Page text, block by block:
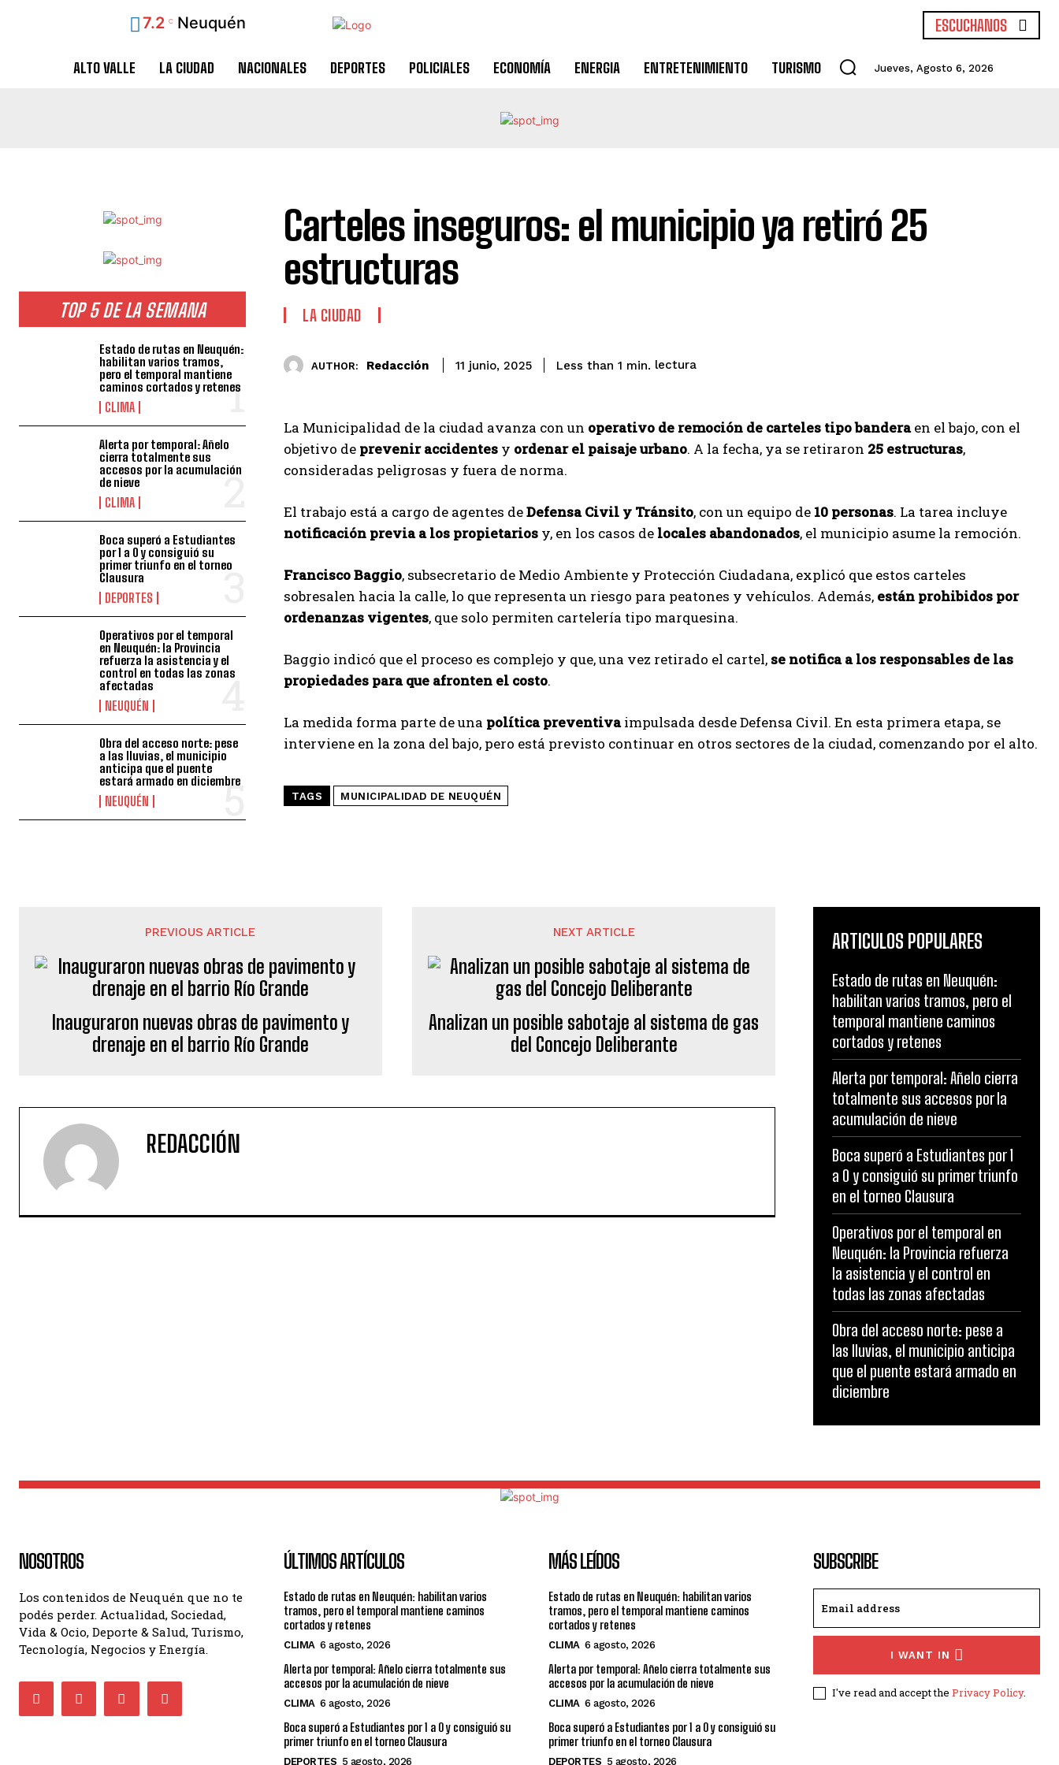
7.2 C Neuquén ESCUCHANOS
ALTO VALLE LA CIUDAD NACIONALES DEPORTES POLICIALES ECONOMÍA ENERGIA ENTRETENIMIENTO TURISMO Jueves, Agosto 6, 2026
TOP 5 DE LA SEMANA
Estado de rutas en Neuquén:
habilitan varios tramos,
pero el temporal mantiene
caminos cortados y retenes
CLIMA
Alerta por temporal: Añelo
cierra totalmente sus
accesos por la acumulación
de nieve
CLIMA
Boca superó a Estudiantes
por 1 a 0 y consiguió su
primer triunfo en el torneo
Clausura
DEPORTES
Operativos por el temporal
en Neuquén: la Provincia
refuerza la asistencia y el
control en todas las zonas
afectadas
NEUQUÉN
Obra del acceso norte: pese
a las lluvias, el municipio
anticipa que el puente
estará armado en diciembre
NEUQUÉN
Carteles inseguros: el municipio ya retiró 25
estructuras
LA CIUDAD
AUTHOR: Redacción 11 junio, 2025 Less than 1 min. lectura
La Municipalidad de la ciudad avanza con un operativo de remoción de carteles tipo banderaen el bajo, con el
objetivo de prevenir accidentes y ordenar el paisaje urbano. A la fecha, ya se retiraron 25 estructuras,
consideradas peligrosas y fuera de norma.
El trabajo está a cargo de agentes deDefensa Civil y Tránsito, con un equipo de 10 personas. La tarea incluye
notificación previa a los propietarios y, en los casos de locales abandonados, el municipio asume la remoción.
Francisco Baggio, subsecretario de Medio Ambiente y Protección Ciudadana, explicó que estos carteles
sobresalen hacia la calle, lo que representa un riesgo para peatones y vehículos. Además, están prohibidos por
ordenanzas vigentes, que solo permiten cartelería tipo marquesina.
Baggio indicó que el proceso es complejo y que, una vez retirado el cartel, se notifica a los responsables de las
propiedades para que afronten el costo.
La medida forma parte de una política preventivaimpulsada desde Defensa Civil. En esta primera etapa, se
interviene en la zona del bajo, pero está previsto continuar en otros sectores de la ciudad, comenzando por el alto.
TAGS MUNICIPALIDAD DE NEUQUÉN
PREVIOUS ARTICLE
Inauguraron nuevas obras de pavimento y
drenaje en el barrio Río Grande
NEXT ARTICLE
Analizan un posible sabotaje al sistema de gas
del Concejo Deliberante
REDACCIÓN
ARTICULOS POPULARES
Estado de rutas en Neuquén:
habilitan varios tramos, pero el
temporal mantiene caminos
cortados y retenes
Alerta por temporal: Añelo cierra
totalmente sus accesos por la
acumulación de nieve
Boca superó a Estudiantes por 1
a 0 y consiguió su primer triunfo
en el torneo Clausura
Operativos por el temporal en
Neuquén: la Provincia refuerza
la asistencia y el control en
todas las zonas afectadas
Obra del acceso norte: pese a
las lluvias, el municipio anticipa
que el puente estará armado en
diciembre
NOSOTROS
Los contenidos de Neuquén que no te
podés perder. Actualidad, Sociedad,
Vida & Ocio, Deporte & Salud, Turismo,
Tecnología, Negocios y Energía.
ÚLTIMOS ARTÍCULOS
Estado de rutas en Neuquén: habilitan varios
tramos, pero el temporal mantiene caminos
cortados y retenes
CLIMA 6 agosto, 2026
Alerta por temporal: Añelo cierra totalmente sus
accesos por la acumulación de nieve
CLIMA 6 agosto, 2026
Boca superó a Estudiantes por 1 a 0 y consiguió su
primer triunfo en el torneo Clausura
DEPORTES 5 agosto, 2026
MÁS LEÍDOS
Estado de rutas en Neuquén: habilitan varios
tramos, pero el temporal mantiene caminos
cortados y retenes
CLIMA 6 agosto, 2026
Alerta por temporal: Añelo cierra totalmente sus
accesos por la acumulación de nieve
CLIMA 6 agosto, 2026
Boca superó a Estudiantes por 1 a 0 y consiguió su
primer triunfo en el torneo Clausura
DEPORTES 5 agosto, 2026
SUBSCRIBE
I WANT IN
I've read and accept the Privacy Policy.